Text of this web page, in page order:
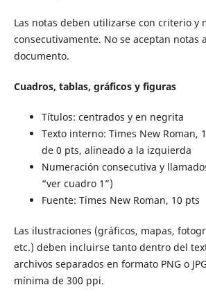
Las notas deben utilizarse con criterio y
consecutivamente. No se aceptan notas
documento.
Cuadros, tablas, gráficos y figuras
Títulos: centrados y en negrita
Texto interno: Times New Roman,
de 0 pts, alineado a la izquierda
Numeración consecutiva y
“ver cuadro 1”)
Fuente: Times New Roman, 10 pts
Las ilustraciones (gráficos, mapas,
etc.) deben incluirse tanto dentro del
archivos separados en formato PNG o
mínima de 300 ppi.